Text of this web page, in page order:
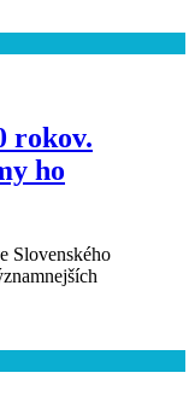
rokov.
ho
Slovenského